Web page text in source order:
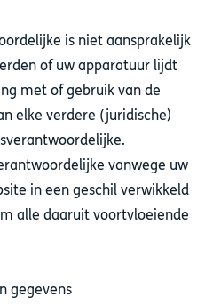
is niet aansprakelijk
of uw apparatuur lijdt
met of gebruik van de
elke verdere (juridische)
vanwege uw
in een geschil verwikkeld
alle daaruit voortvloeiende
gegevens